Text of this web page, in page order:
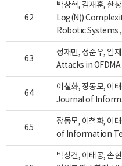
62
박상혁, 김재훈,
Log(N))
Robotic Systems
63
정재민, 정준우,
Attacks in
64
이철화, 장동모, 이
Journal of
65
장동모, 이철화, 이
of Information
박상건, 이태공, 손